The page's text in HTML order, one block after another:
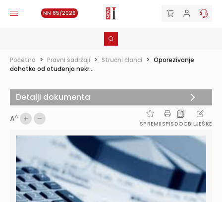
NN 85/2026
Početna > Pravni sadržaji > Stručni članci > Oporezivanje
dohotka od otuđenja nekr...
AA
SPREMIISPISDOCBILJEŠKE
Detalji dokumenta